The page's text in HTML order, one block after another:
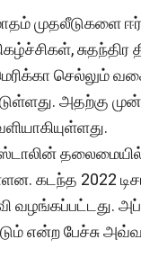
முதலீடுகளை
சுதந்திர
செல்லும்
அதற்கு
தலைமையில்
கடந்த 2022
வழங்கப்பட்டது.
என்ற பேச்சு